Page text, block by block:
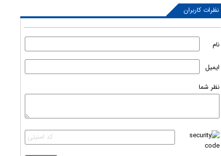
نظرات کاربران
نام
ایمیل
نظر شما